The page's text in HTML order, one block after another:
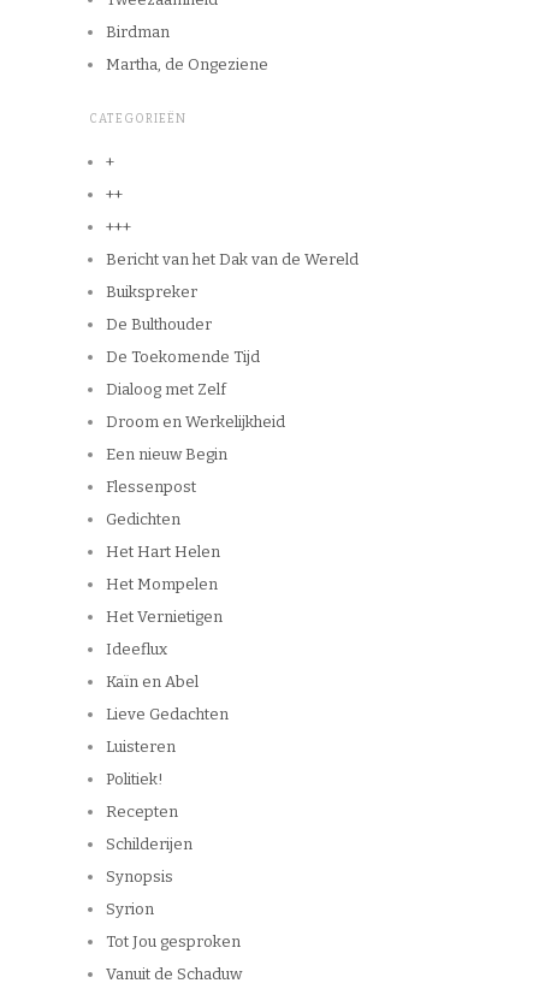
Birdman
Martha, de Ongeziene
CATEGORIEËN
+
++
+++
Bericht van het Dak van de Wereld
Buikspreker
De Bulthouder
De Toekomende Tijd
Dialoog met Zelf
Droom en Werkelijkheid
Een nieuw Begin
Flessenpost
Gedichten
Het Hart Helen
Het Mompelen
Het Vernietigen
Ideeflux
Kaïn en Abel
Lieve Gedachten
Luisteren
Politiek!
Recepten
Schilderijen
Synopsis
Syrion
Tot Jou gesproken
Vanuit de Schaduw